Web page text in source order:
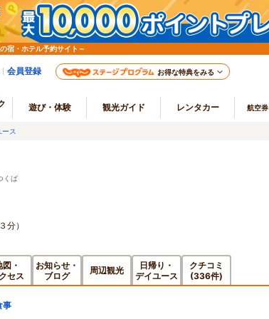
宿・ホテル予約サイト～
会員登録 お得な特典をみる
遊び・体験 観光ガイド レンタカー 航空券
ス
くば
分）
図・
セス
お知らせ・
ブログ
周辺観光
日帰り・
デイユース
クチコミ
(336件)
事